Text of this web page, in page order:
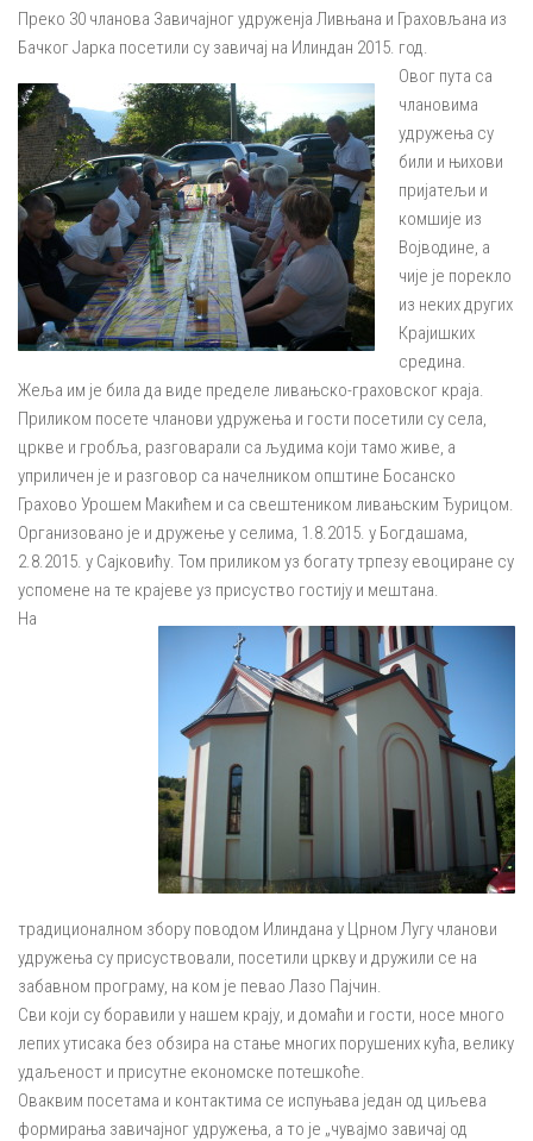
Преко 30 чланова Завичајног удруженја Ливњана и Граховљана из
Бачког Јарка посетили су завичај на Илиндан 2015. год.
Овог пута са
члановима
удружења су
били и њихови
пријатељи и
комшије из
Војводине, а
чије је порекло
из неких других
Крајишких
средина.
Жеља им је била да виде пределе ливањско-граховског краја.
Приликом посете чланови удружења и гости посетили су села,
цркве и гробља, разговарали са људима који тамо живе, а
уприличен је и разговор са начелником општине Босанско
Грахово Урошем Макићем и са свештеником ливањским Ђурицом.
Организовано је и дружење у селима, 1.8.2015. у Богдашама,
2.8.2015. у Сајковићу. Том приликом уз богату трпезу евоциране су
успомене на те крајеве уз присуство гостију и мештана.
На
традиционалном збору поводом Илиндана у Црном Лугу чланови
удружења су присуствовали, посетили цркву и дружили се на
забавном програму, на ком је певао Лазо Пајчин.
Сви који су боравили у нашем крају, и домаћи и гости, носе много
лепих утисака без обзира на стање многих порушених кућа, велику
удаљеност и присутне економске потешкоће.
Оваквим посетама и контактима се испуњава један од циљева
формирања завичајног удружења, а то је „чувајмо завичај од